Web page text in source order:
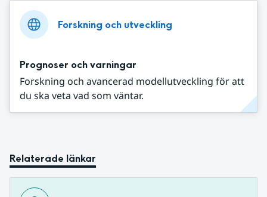
Forskning och utveckling
Prognoser och varningar
Forskning och avancerad modellutveckling för att
du ska veta vad som väntar.
Relaterade länkar